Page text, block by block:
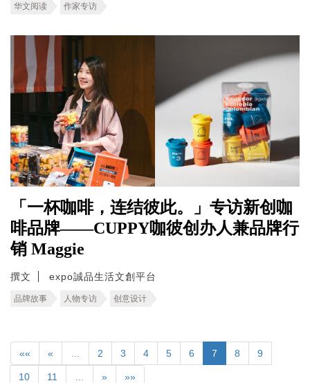
华文阅读 作家专访
「一杯咖啡，连结彼此。」专访新创咖
啡品牌——CUPPY咖彼创办人兼品牌行
销 Maggie
撰文 expo誠品生活文創平台
品牌故事 人物专访 创意设计
«« « 2 3 4 5 6 7 8 9
10 11 » »»